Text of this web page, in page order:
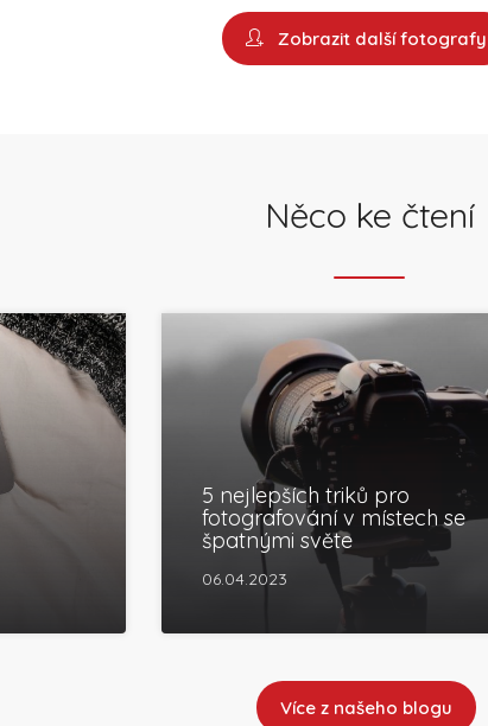
Zobrazit další fotografy
Něco ke čtení
5 nejlepších triků pro
fotografování v místech se
špatnými světe
06.04.2023
Více z našeho blogu